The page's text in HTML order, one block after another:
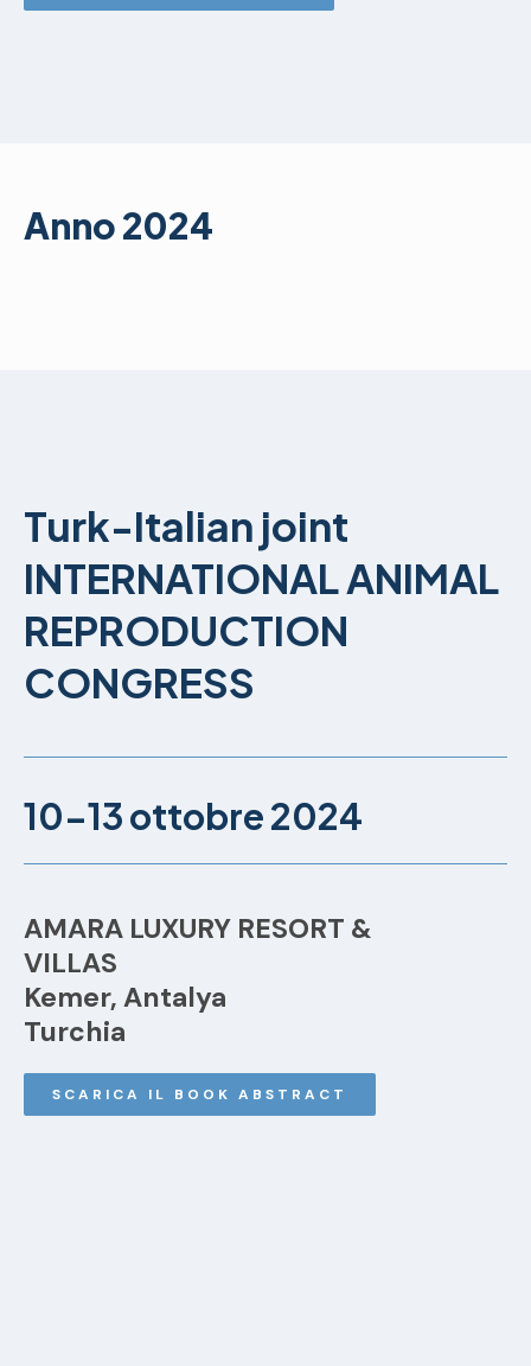
Anno 2024
Turk-Italian joint
INTERNATIONAL ANIMAL
REPRODUCTION
CONGRESS
10-13 ottobre 2024
AMARA LUXURY RESORT &
VILLAS
Kemer, Antalya
Turchia
SCARICA IL BOOK ABSTRACT